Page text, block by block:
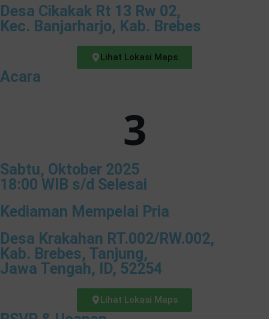
Desa Cikakak Rt 13 Rw 02,
Kec. Banjarharjo, Kab. Brebes
Lihat Lokasi Maps
Acara
3
Sabtu, Oktober 2025
18:00 WIB s/d Selesai
Kediaman Mempelai Pria
Desa Krakahan RT.002/RW.002,
Kab. Brebes, Tanjung,
Jawa Tengah, ID, 52254
Lihat Lokasi Maps
❄